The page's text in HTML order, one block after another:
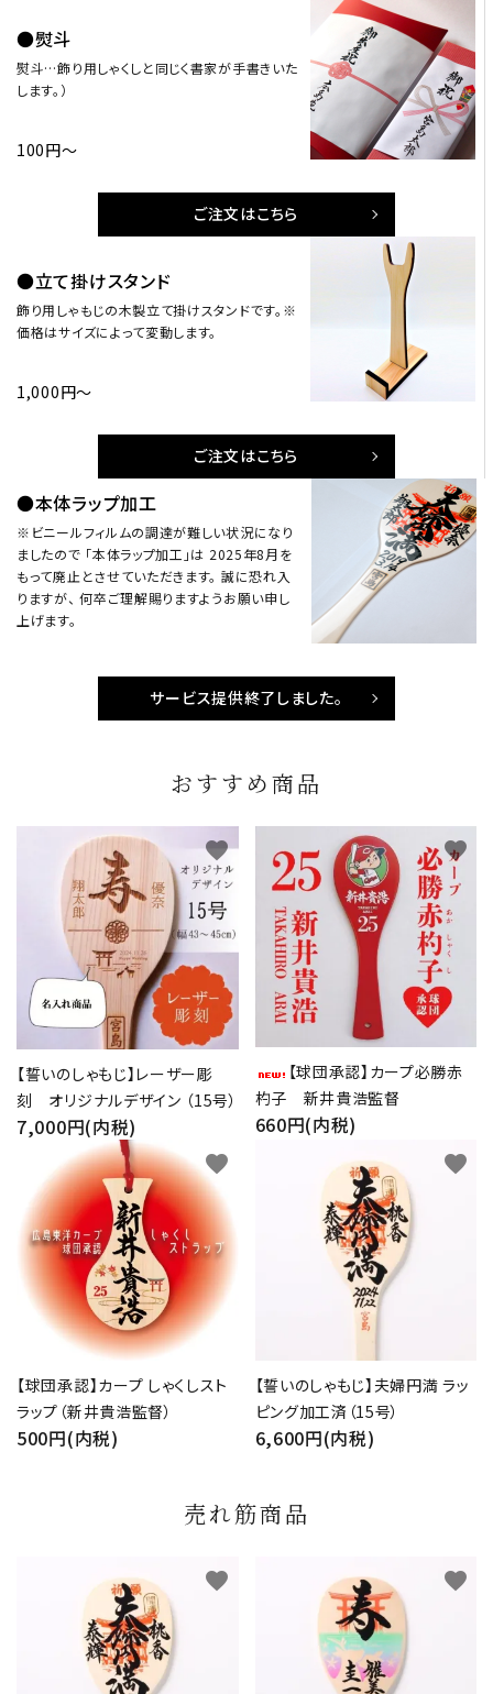
●熨斗
熨斗…飾り用しゃくしと同じく書家が手書きいた
します。）
100円～
ご注文はこちら
●立て掛けスタンド
飾り用しゃもじの木製立て掛けスタンドです。※
価格はサイズによって変動します。
1,000円～
ご注文はこちら
●本体ラップ加工
※ビニールフィルムの調達が難しい状況になり
ましたので 「本体ラップ加工」は 2025年8月を
もって廃止とさせていただきます。 誠に恐れ入
りますが、 何卒ご理解賜りますようお願い申し
上げます。
サービス提供終了しました。
おすすめ商品
【誓いのしゃもじ】レーザー彫
刻 オリジナルデザイン （15号）
7,000円(内税)
favorite
【球団承認】カープ必勝赤
杓子 新井貴浩監督
660円(内税)
favorite
【球団承認】カープ しゃくしスト
ラップ（新井貴浩監督）
500円(内税)
favorite
【誓いのしゃもじ】夫婦円満 ラッ
ピング加工済（15号）
6,600円(内税)
favorite
売れ筋商品
favorite favorite